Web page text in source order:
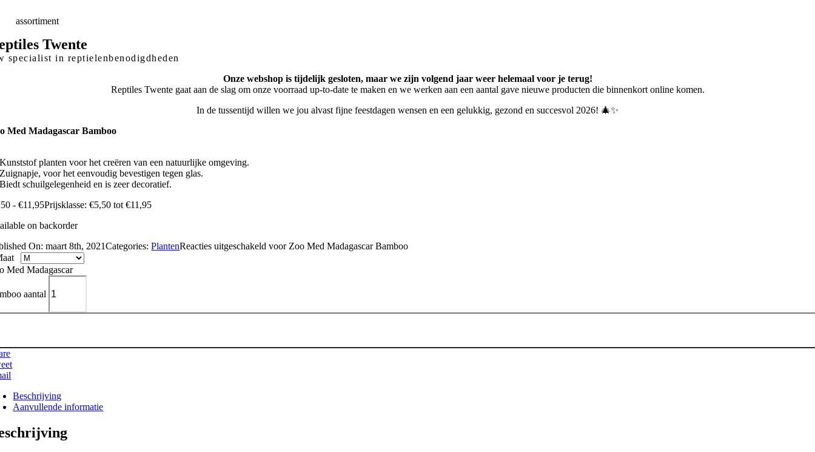
assortiment
Twente
specialist in reptielenbenodigdheden
Onze webshop is tijdelijk gesloten, maar we zijn volgend jaar weer helemaal voor je terug!
Reptiles Twente gaat aan de slag om onze voorraad up-to-date te maken en we werken aan een aantal gave nieuwe producten die binnenkort online komen.
In de tussentijd willen we jou alvast fijne feestdagen wensen en een gelukkig, gezond en succesvol 2026! 🎄✨
Med Madagascar Bamboo
planten voor het creëren van een natuurlijke omgeving.
voor het eenvoudig bevestigen tegen glas.
schuilgelegenheid en is zeer decoratief.
- €11,95Prijsklasse: €5,50 tot €11,95
on backorder
On: maart 8th, 2021Categories:PlantenReacties uitgeschakeld voor Zoo Med Madagascar Bamboo
Med Madagascar
aantal
Beschrijving
Aanvullende informatie